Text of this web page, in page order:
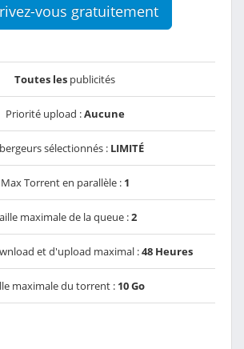
vous gratuitement
Toutes les publicités
Priorité upload :Aucune
sélectionnés : LIMITÉ
Max Torrent en parallèle : 1
maximale de la queue :2
et d'upload maximal :48 Heures
maximale du torrent : 10 Go